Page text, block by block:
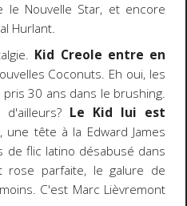
Nouvelle Star, et encore
Hurlant.
Kid Creole entre en
Coconuts. Eh oui, les
30 ans dans le brushing.
Le Kid lui est
une tête à la Edward James
de flic latino désabusé dans
rose parfaite, le galure de
C'est Marc Lièvremont